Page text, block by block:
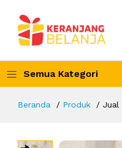
Semua Kategori
Beranda Produk Jual